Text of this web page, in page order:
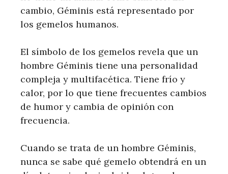
cambio, Géminis está representado por
los gemelos humanos.
El símbolo de los gemelos revela que un
hombre Géminis tiene una personalidad
compleja y multifacética. Tiene frío y
calor, por lo que tiene frecuentes cambios
de humor y cambia de opinión con
frecuencia.
Cuando se trata de un hombre Géminis,
nunca se sabe qué gemelo obtendrá en un